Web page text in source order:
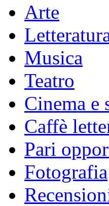
Arte
Musica
Teatro
Cinema e
Caffè
Pari
Fotografia